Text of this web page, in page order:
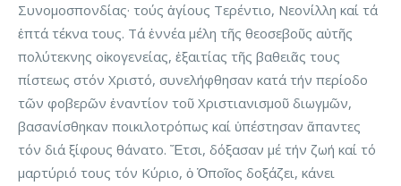
Συνομοσπονδίας· τούς ἁγίους Τερέντιο, Νεονίλλη καί τά
ἑπτά τέκνα τους. Τά ἐννέα μέλη τῆς θεοσεβοῦς αὐτῆς
πολύτεκνης οἰκογενείας, ἐξαιτίας τῆς βαθειᾶς τους
πίστεως στόν Χριστό, συνελήφθησαν κατά τήν περίοδο
τῶν φοβερῶν ἐναντίον τοῦ Χριστιανισμοῦ διωγμῶν,
βασανίσθηκαν ποικιλοτρόπως καί ὑπέστησαν ἅπαντες
τόν διά ξίφους θάνατο. Ἔτσι, δόξασαν μέ τήν ζωή καί τό
μαρτύριό τους τόν Κύριο, ὁ Ὁποῖος δοξάζει, κάνει